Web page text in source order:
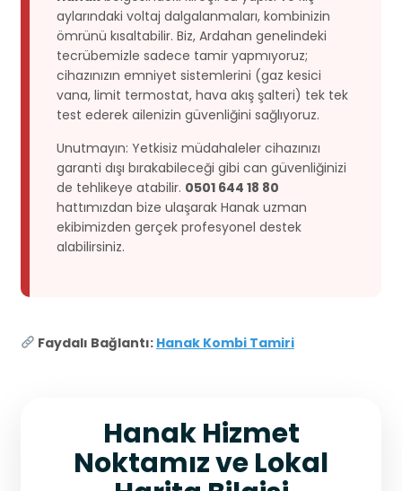
aylarındaki voltaj dalgalanmaları, kombinizin
ömrünü kısaltabilir. Biz, Ardahan genelindeki
tecrübemizle sadece tamir yapmıyoruz;
cihazınızın emniyet sistemlerini (gaz kesici
vana, limit termostat, hava akış şalteri) tek tek
test ederek ailenizin güvenliğini sağlıyoruz.
Unutmayın: Yetkisiz müdahaleler cihazınızı
garanti dışı bırakabileceği gibi can güvenliğinizi
de tehlikeye atabilir. 0501 644 18 80
hattımızdan bize ulaşarak Hanak uzman
ekibimizden gerçek profesyonel destek
alabilirsiniz.
Faydalı Bağlantı: Hanak Kombi Tamiri
Hanak Hizmet
Noktamız ve Lokal